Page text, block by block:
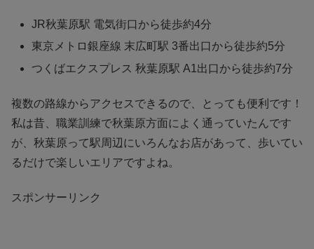
JR秋葉原駅 電気街口から徒歩約4分
東京メトロ銀座線 末広町駅 3番出口から徒歩約5分
つくばエクスプレス 秋葉原駅 A1出口から徒歩約7分
複数の路線からアクセスできるので、とっても便利です！
私は昔、職業訓練で秋葉原方面によく通っていたんです
が、秋葉原って駅周辺にいろんなお店があって、歩いてい
るだけで楽しいエリアですよね。
スポンサーリンク